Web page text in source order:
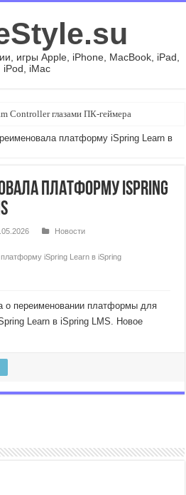
игры Apple, iPhone, MacBook, iPad,
iPod, iMac
Controller глазами ПК-геймера
платформу iSpring Learn в
платформу iSpring
Новости
iSpring Learn в iSpring
о переименовании платформы для
Learn в iSpring LMS. Новое